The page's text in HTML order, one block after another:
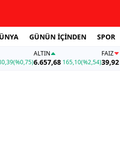
GÜNÜN İÇİNDEN SPOR
(%0,75)
ALTIN
6.657,68 165,10(%2,54)
FAİZ
39,92